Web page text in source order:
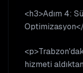
<h3>Adım 4:
hizmeti